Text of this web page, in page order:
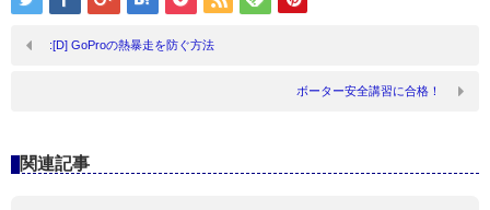
:[D] GoProの熱暴走を防ぐ方法
ボーター安全講習に合格！
関連記事